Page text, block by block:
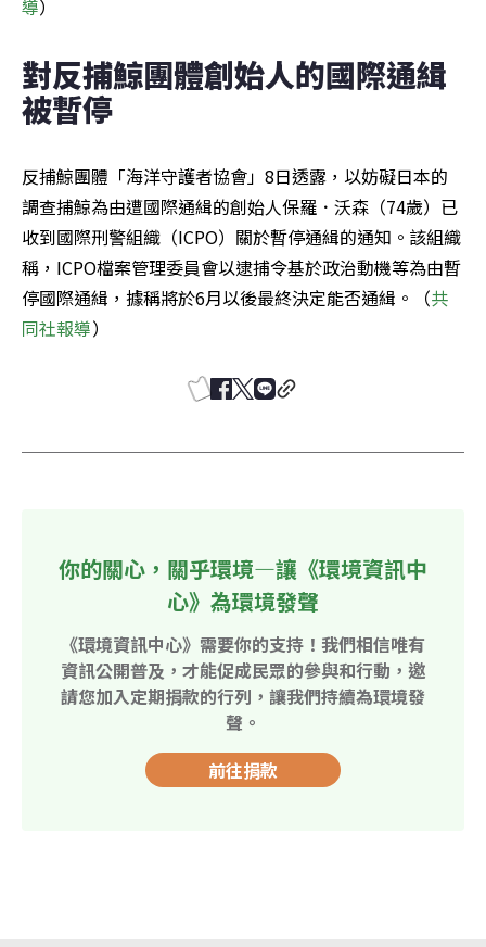
導）
對反捕鯨團體創始人的國際通緝
被暫停
反捕鯨團體「海洋守護者協會」8日透露，以妨礙日本的
調查捕鯨為由遭國際通緝的創始人保羅．沃森（74歲）已
收到國際刑警組織（ICPO）關於暫停通緝的通知。該組織
稱，ICPO檔案管理委員會以逮捕令基於政治動機等為由暫
停國際通緝，據稱將於6月以後最終決定能否通緝。（共
同社報導）
你的關心，關乎環境—讓《環境資訊中
心》為環境發聲
《環境資訊中心》需要你的支持！我們相信唯有
資訊公開普及，才能促成民眾的參與和行動，邀
請您加入定期捐款的行列，讓我們持續為環境發
聲。
前往捐款